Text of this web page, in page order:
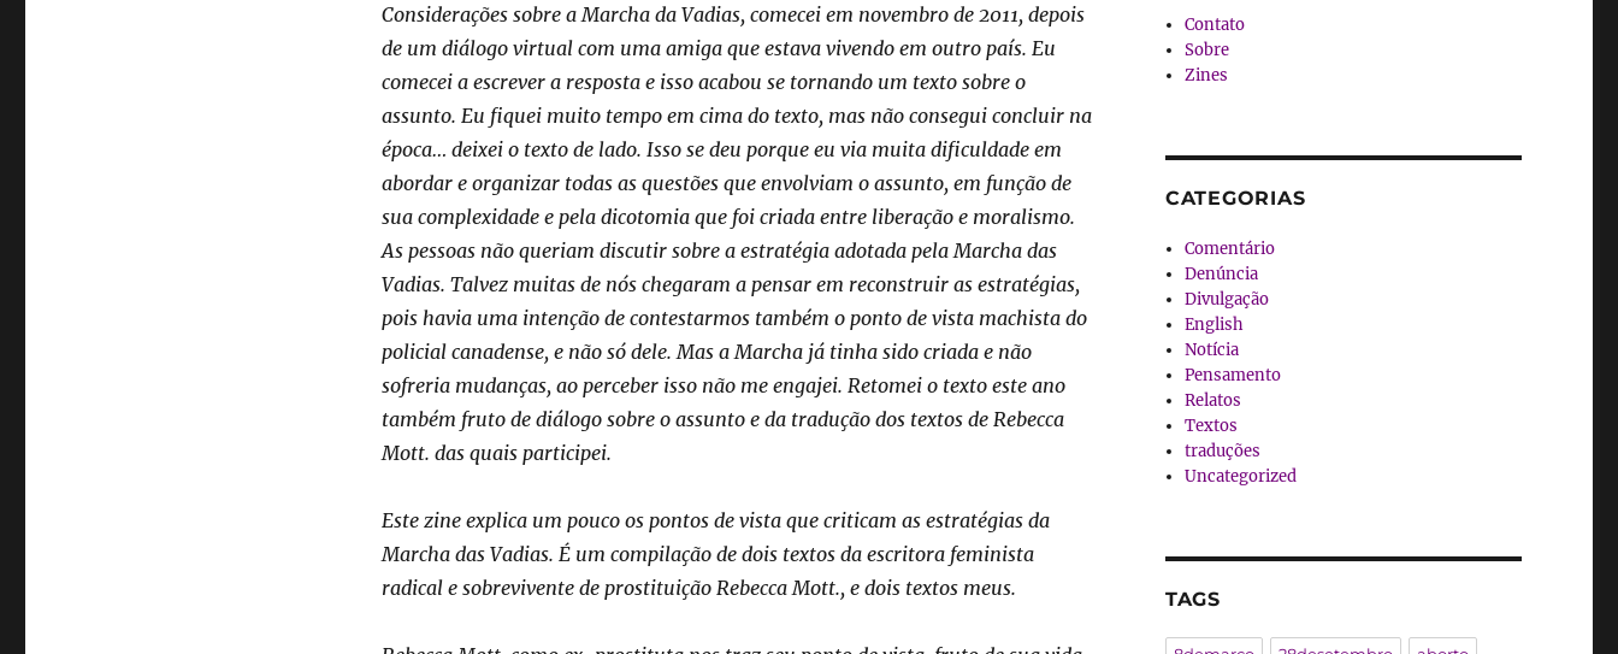
Considerações sobre a Marcha da Vadias, comecei em novembro de 2011, depois
de um diálogo virtual com uma amiga que estava vivendo em outro país. Eu
comecei a escrever a resposta e isso acabou se tornando um texto sobre o
assunto. Eu fiquei muito tempo em cima do texto, mas não consegui concluir na
época… deixei o texto de lado. Isso se deu porque eu via muita dificuldade em
abordar e organizar todas as questões que envolviam o assunto, em função de
sua complexidade e pela dicotomia que foi criada entre liberação e moralismo.
As pessoas não queriam discutir sobre a estratégia adotada pela Marcha das
Vadias. Talvez muitas de nós chegaram a pensar em reconstruir as estratégias,
pois havia uma intenção de contestarmos também o ponto de vista machista do
policial canadense, e não só dele. Mas a Marcha já tinha sido criada e não
sofreria mudanças, ao perceber isso não me engajei. Retomei o texto este ano
também fruto de diálogo sobre o assunto e da tradução dos textos de Rebecca
Mott. das quais participei.
Este zine explica um pouco os pontos de vista que criticam as estratégias da
Marcha das Vadias. É um compilação de dois textos da escritora feminista
radical e sobrevivente de prostituição Rebecca Mott., e dois textos meus.
Contato
Sobre
Zines
CATEGORIAS
Comentário
Denúncia
Divulgação
English
Notícia
Pensamento
Relatos
Textos
traduções
Uncategorized
TAGS